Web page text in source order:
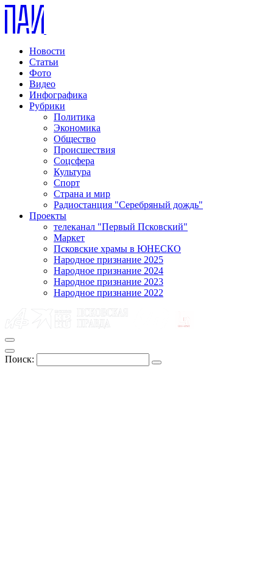
Новости
Статьи
Фото
Видео
Инфографика
Рубрики
Политика
Экономика
Общество
Происшествия
Соцсфера
Культура
Спорт
Страна и мир
Радиостанция "Серебряный дождь"
Проекты
телеканал "Первый Псковский"
Маркет
Псковские храмы в ЮНЕСКО
Народное признание 2025
Народное признание 2024
Народное признание 2023
Народное признание 2022
Поиск: